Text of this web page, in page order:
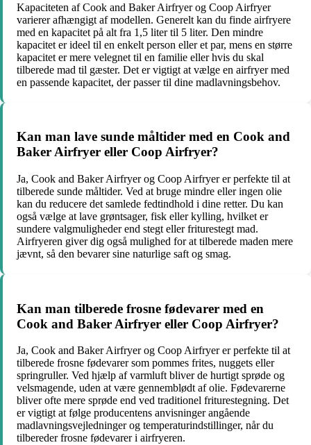
Kapaciteten af Cook and Baker Airfryer og Coop Airfryer
varierer afhængigt af modellen. Generelt kan du finde airfryere
med en kapacitet på alt fra 1,5 liter til 5 liter. Den mindre
kapacitet er ideel til en enkelt person eller et par, mens en større
kapacitet er mere velegnet til en familie eller hvis du skal
tilberede mad til gæster. Det er vigtigt at vælge en airfryer med
en passende kapacitet, der passer til dine madlavningsbehov.
Kan man lave sunde måltider med en Cook and
Baker Airfryer eller Coop Airfryer?
Ja, Cook and Baker Airfryer og Coop Airfryer er perfekte til at
tilberede sunde måltider. Ved at bruge mindre eller ingen olie
kan du reducere det samlede fedtindhold i dine retter. Du kan
også vælge at lave grøntsager, fisk eller kylling, hvilket er
sundere valgmuligheder end stegt eller friturestegt mad.
Airfryeren giver dig også mulighed for at tilberede maden mere
jævnt, så den bevarer sine naturlige saft og smag.
Kan man tilberede frosne fødevarer med en
Cook and Baker Airfryer eller Coop Airfryer?
Ja, Cook and Baker Airfryer og Coop Airfryer er perfekte til at
tilberede frosne fødevarer som pommes frites, nuggets eller
springruller. Ved hjælp af varmluft bliver de hurtigt sprøde og
velsmagende, uden at være gennemblødt af olie. Fødevarerne
bliver ofte mere sprøde end ved traditionel friturestegning. Det
er vigtigt at følge producentens anvisninger angående
madlavningsvejledninger og temperaturindstillinger, når du
tilbereder frosne fødevarer i airfryeren.